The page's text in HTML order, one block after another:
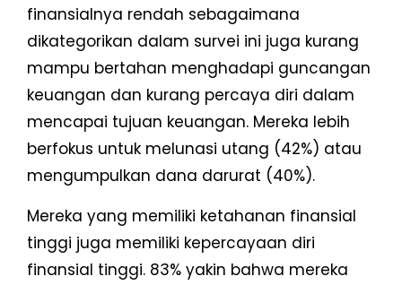
finansialnya rendah sebagaimana
dikategorikan dalam survei ini juga kurang
mampu bertahan menghadapi guncangan
keuangan dan kurang percaya diri dalam
mencapai tujuan keuangan. Mereka lebih
berfokus untuk melunasi utang (42%) atau
mengumpulkan dana darurat (40%).
Mereka yang memiliki ketahanan finansial
tinggi juga memiliki kepercayaan diri
finansial tinggi. 83% yakin bahwa mereka